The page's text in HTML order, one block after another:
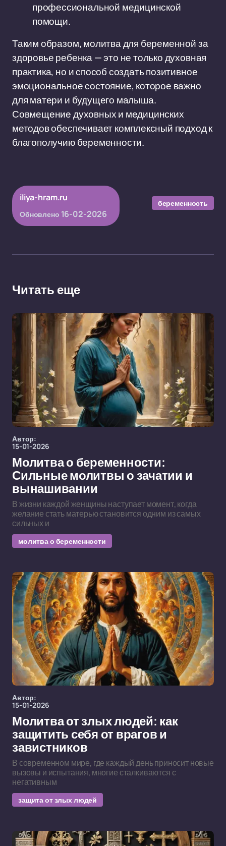
профессиональной медицинской
помощи.
Таким образом, молитва для беременной за
здоровье ребенка — это не только духовная
практика, но и способ создать позитивное
эмоциональное состояние, которое важно
для матери и будущего малыша.
Совмещение духовных и медицинских
методов обеспечивает комплексный подход к
благополучию беременности.
iliya-hram.ru
Обновлено 16-02-2026
беременность
Читать еще
Автор:
15-01-2026
Молитва о беременности:
Сильные молитвы о зачатии и
вынашивании
В жизни каждой женщины наступает момент, когда
желание стать матерью становится одним из самых
сильных и
молитва о беременности
Автор:
15-01-2026
Молитва от злых людей: как
защитить себя от врагов и
завистников
В современном мире, где каждый день приносит новые
вызовы и испытания, многие сталкиваются с
негативным
защита от злых людей